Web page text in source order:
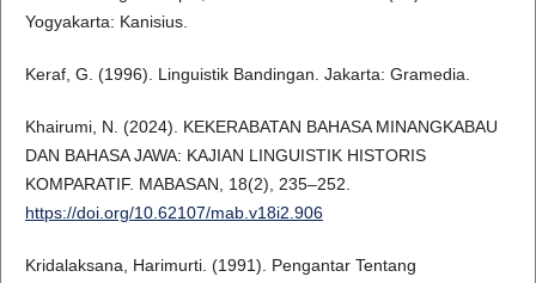
Yogyakarta: Kanisius.
Keraf, G. (1996). Linguistik Bandingan. Jakarta: Gramedia.
Khairumi, N. (2024). KEKERABATAN BAHASA MINANGKABAU
DAN BAHASA JAWA: KAJIAN LINGUISTIK HISTORIS
KOMPARATIF. MABASAN, 18(2), 235–252.
https://doi.org/10.62107/mab.v18i2.906
Kridalaksana, Harimurti. (1991). Pengantar Tentang